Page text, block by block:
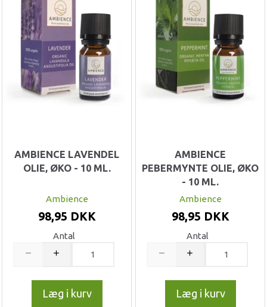
AMBIENCE LAVENDEL
OLIE, ØKO - 10 ML.
Ambience
98,95 DKK
Antal
Læg i kurv
AMBIENCE
PEBERMYNTE OLIE, ØKO
- 10 ML.
Ambience
98,95 DKK
Antal
Læg i kurv